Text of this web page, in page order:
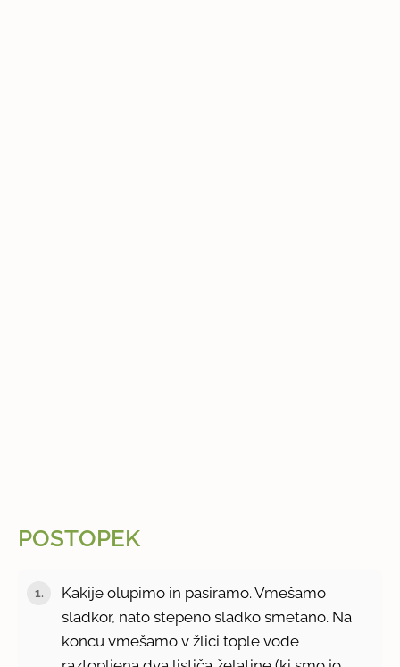
POSTOPEK
Kakije olupimo in pasiramo. Vmešamo
sladkor, nato stepeno sladko smetano. Na
koncu vmešamo v žlici tople vode